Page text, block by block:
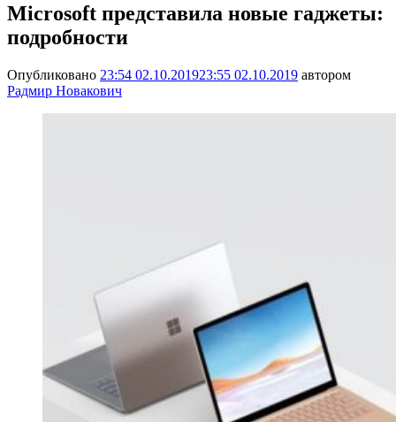
Microsoft представила новые гаджеты:
подробности
Опубликовано 23:54 02.10.201923:55 02.10.2019 автором
Радмир Новакович